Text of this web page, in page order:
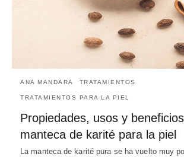
ANA MANDARA TRATAMIENTOS
TRATAMIENTOS PARA LA PIEL
Propiedades, usos y
manteca de karité para la piel
La manteca de karité pura se ha vuelto muy